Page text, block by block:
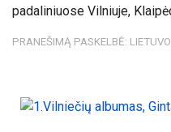
padaliniuose Vilniuje,
PRANEŠIMĄ PASKELBĖ: